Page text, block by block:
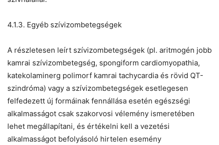
4.1.3. Egyéb szívizombetegségek
A részletesen leírt szívizombetegségek (pl. aritmogén jobb
kamrai szívizombetegség, spongiform cardiomyopathia,
katekolaminerg polimorf kamrai tachycardia és rövid QT-
szindróma) vagy a szívizombetegségek esetlegesen
felfedezett új formáinak fennállása esetén egészségi
alkalmasságot csak szakorvosi vélemény ismeretében
lehet megállapítani, és értékelni kell a vezetési
alkalmasságot befolyásoló hirtelen esemény